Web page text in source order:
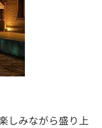
しみながら盛り上